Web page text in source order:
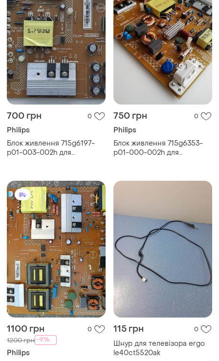
700 грн 0
Philips
Блок живлення 715g6197-
p01-003-002h для
750 грн 0
Philips
Блок живлення 715g6353-
p01-000-002h для
1100 грн 0
1200 грн -9%
Philips
115 грн 0
Шнур для телевізора ergo
le40ct5520ak